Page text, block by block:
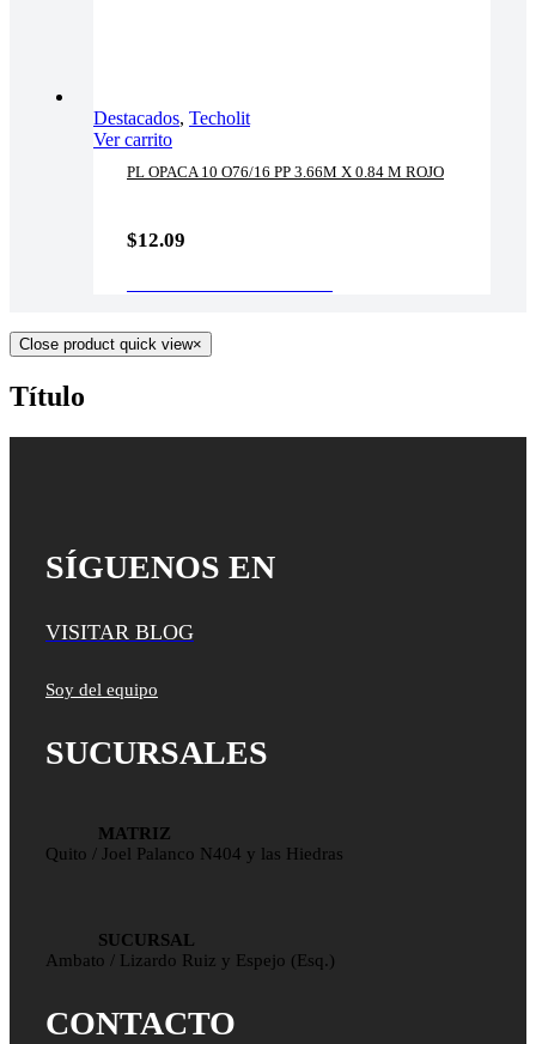
Destacados, Techolit
Ver carrito
PL OPACA 10 O76/16 PP 3.66M X 0.84 M ROJO
$12.09
Close product quick view×
Título
SÍGUENOS EN
VISITAR BLOG
Soy del equipo
SUCURSALES
MATRIZ
Quito / Joel Palanco N404 y las Hiedras
SUCURSAL
Ambato / Lizardo Ruiz y Espejo (Esq.)
CONTACTO